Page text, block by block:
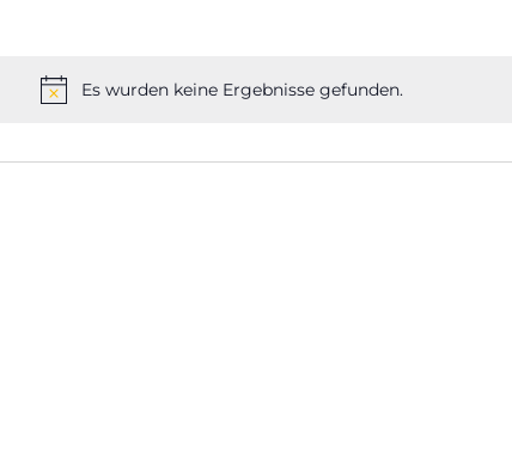
Hinweis
Es wurden keine Ergebnisse gefunden.